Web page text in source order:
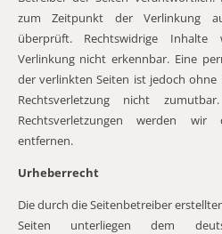
zum Zeitpunkt der Verlinkung
überprüft. Rechtswidrige
Verlinkung nicht erkennbar. Eine
der verlinkten Seiten ist jedoch
Rechtsverletzung nicht
Rechtsverletzungen werden wir
entfernen.
Urheberrecht
Die durch die Seitenbetreiber
Seiten unterliegen dem